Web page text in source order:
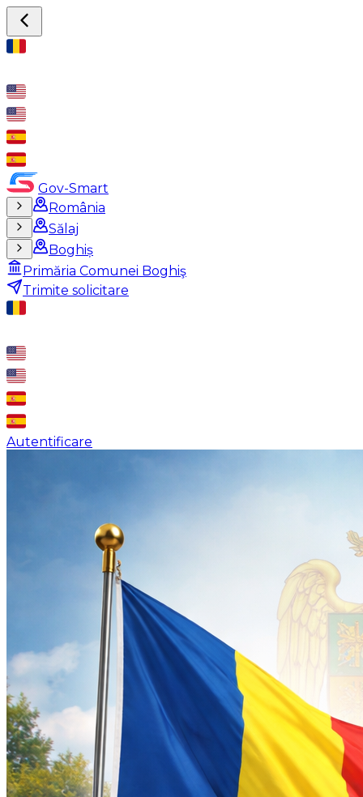
Gov-Smart
România
Sălaj
Boghiș
Primăria Comunei Boghiş
Trimite solicitare
Autentificare